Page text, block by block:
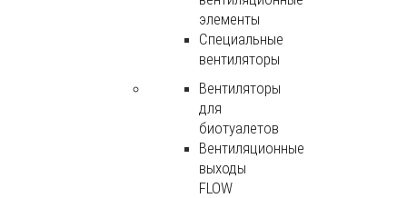
элементы
Специальные
вентиляторы
Вентиляторы
для
биотуалетов
Вентиляционные
выходы
FLOW